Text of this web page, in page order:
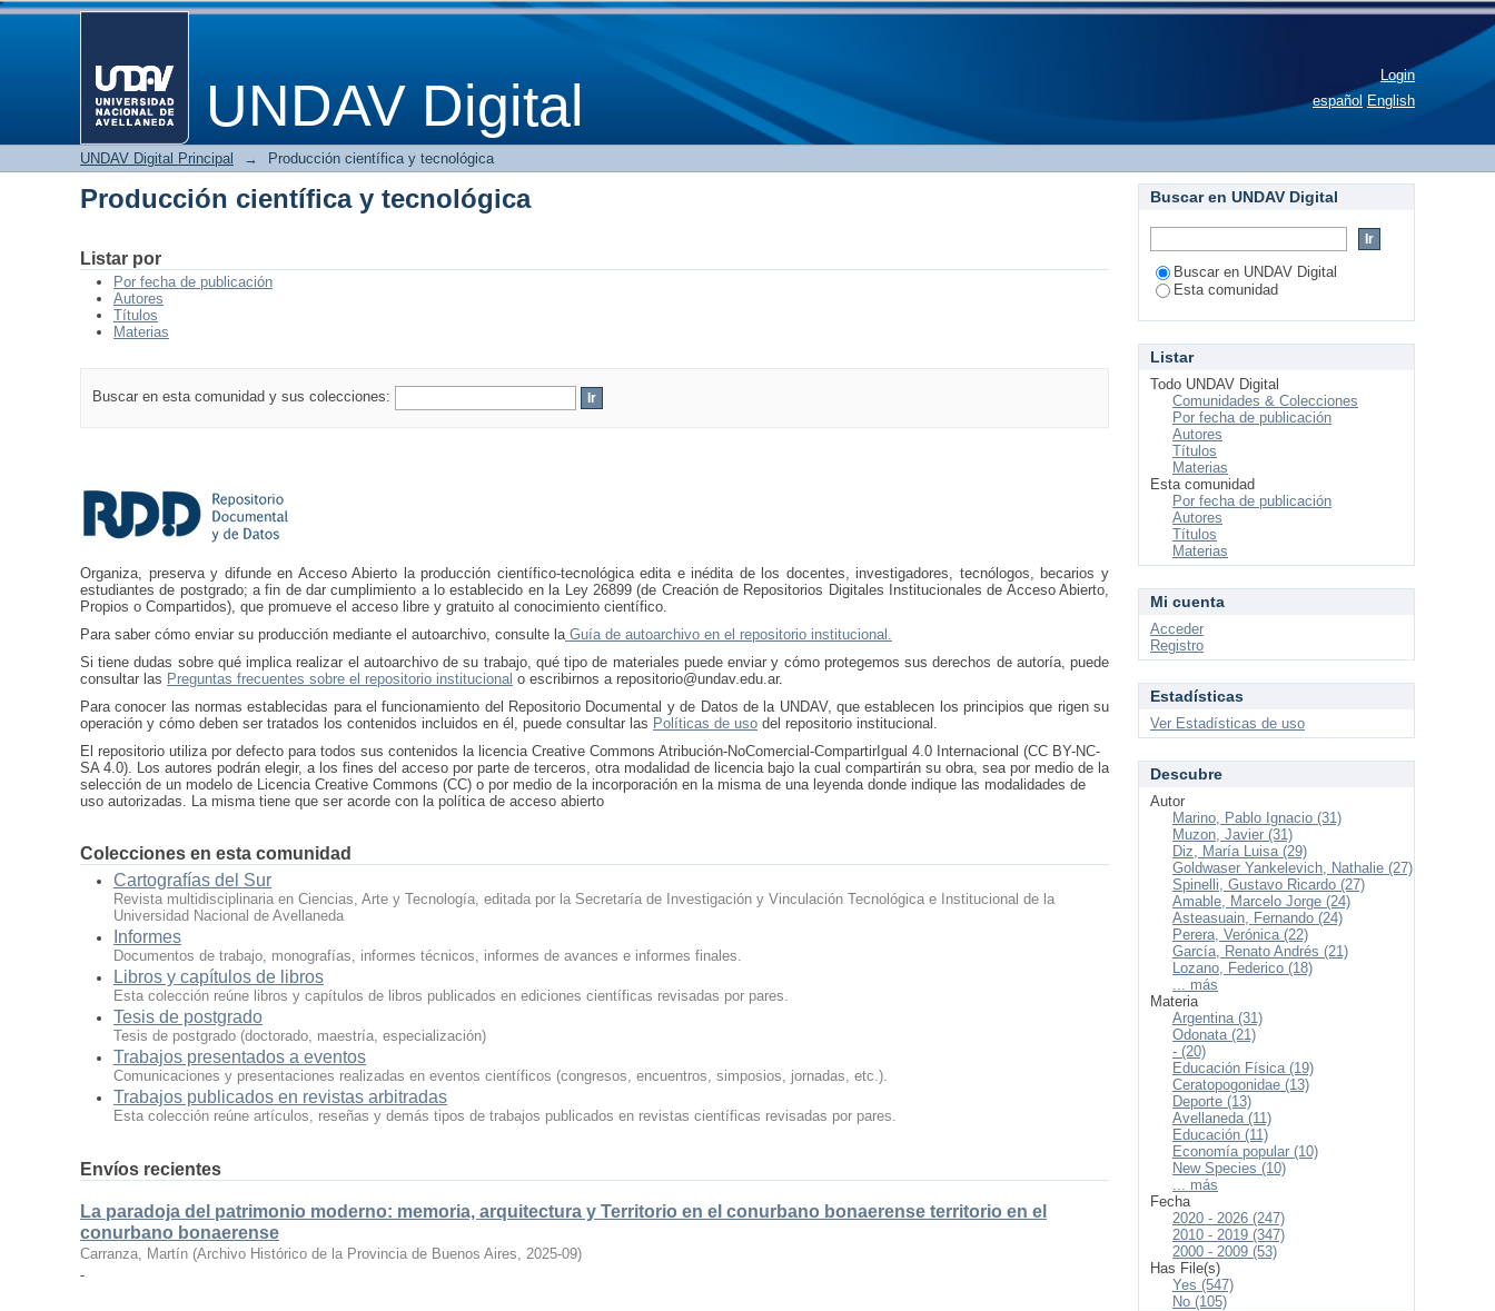
UNDAV Digital
Producción científica y tecnológica
Login
español English
UNDAV Digital Principal → Producción científica y tecnológica
Producción científica y tecnológica
Listar por
Por fecha de publicación
Autores
Títulos
Materias
Buscar en esta comunidad y sus colecciones:
Organiza, preserva y difunde en Acceso Abierto la producción científico-tecnológica edita e inédita de los docentes, investigadores, tecnólogos, becarios y
estudiantes de postgrado; a fin de dar cumplimiento a lo establecido en la Ley 26899 (de Creación de Repositorios Digitales Institucionales de Acceso Abierto,
Propios o Compartidos), que promueve el acceso libre y gratuito al conocimiento científico.
Para saber cómo enviar su producción mediante el autoarchivo, consulte laGuía de autoarchivo en el repositorio institucional.
Si tiene dudas sobre qué implica realizar el autoarchivo de su trabajo, qué tipo de materiales puede enviar y cómo protegemos sus derechos de autoría, puede
consultar las Preguntas frecuentes sobre el repositorio institucional o escribirnos a repositorio@undav.edu.ar.
Para conocer las normas establecidas para el funcionamiento del Repositorio Documental y de Datos de la UNDAV, que establecen los principios que rigen su
operación y cómo deben ser tratados los contenidos incluidos en él, puede consultar las Políticas de uso del repositorio institucional.
El repositorio utiliza por defecto para todos sus contenidos la licencia Creative Commons Atribución-NoComercial-CompartirIgual 4.0 Internacional (CC BY-NC-
SA 4.0). Los autores podrán elegir, a los fines del acceso por parte de terceros, otra modalidad de licencia bajo la cual compartirán su obra, sea por medio de la
selección de un modelo de Licencia Creative Commons (CC) o por medio de la incorporación en la misma de una leyenda donde indique las modalidades de
uso autorizadas. La misma tiene que ser acorde con la política de acceso abierto
Colecciones en esta comunidad
Cartografías del Sur
Revista multidisciplinaria en Ciencias, Arte y Tecnología, editada por la Secretaría de Investigación y Vinculación Tecnológica e Institucional de la
Universidad Nacional de Avellaneda
Informes
Documentos de trabajo, monografías, informes técnicos, informes de avances e informes finales.
Libros y capítulos de libros
Esta colección reúne libros y capítulos de libros publicados en ediciones científicas revisadas por pares.
Tesis de postgrado
Tesis de postgrado (doctorado, maestría, especialización)
Trabajos presentados a eventos
Comunicaciones y presentaciones realizadas en eventos científicos (congresos, encuentros, simposios, jornadas, etc.).
Trabajos publicados en revistas arbitradas
Esta colección reúne artículos, reseñas y demás tipos de trabajos publicados en revistas científicas revisadas por pares.
Envíos recientes
La paradoja del patrimonio moderno: memoria, arquitectura y Territorio en el conurbano bonaerense territorio en el
conurbano bonaerense
Carranza, Martín (Archivo Histórico de la Provincia de Buenos Aires, 2025-09)
-
Buscar en UNDAV Digital
Buscar en UNDAV Digital
Esta comunidad
Listar
Todo UNDAV Digital
Comunidades & Colecciones
Por fecha de publicación
Autores
Títulos
Materias
Esta comunidad
Por fecha de publicación
Autores
Títulos
Materias
Mi cuenta
Acceder
Registro
Estadísticas
Ver Estadísticas de uso
Descubre
Autor
Marino, Pablo Ignacio (31)
Muzon, Javier (31)
Diz, María Luisa (29)
Goldwaser Yankelevich, Nathalie (27)
Spinelli, Gustavo Ricardo (27)
Amable, Marcelo Jorge (24)
Asteasuain, Fernando (24)
Perera, Verónica (22)
García, Renato Andrés (21)
Lozano, Federico (18)
... más
Materia
Argentina (31)
Odonata (21)
- (20)
Educación Física (19)
Ceratopogonidae (13)
Deporte (13)
Avellaneda (11)
Educación (11)
Economía popular (10)
New Species (10)
... más
Fecha
2020 - 2026 (247)
2010 - 2019 (347)
2000 - 2009 (53)
Has File(s)
Yes (547)
No (105)